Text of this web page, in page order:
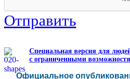
Отправить
Специальная версия для
с ограниченными
Официальное